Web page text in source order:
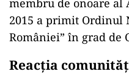
membru de onoare al
2015 a primit Ordinul
României” în grad de
Reacția